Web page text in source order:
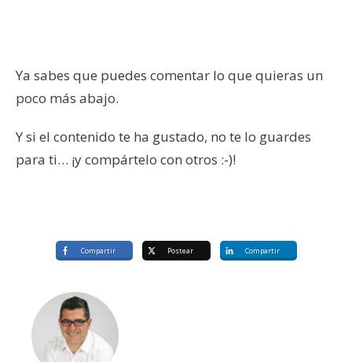
Ya sabes que puedes comentar lo que quieras un
poco más abajo.
Y si el contenido te ha gustado, no te lo guardes
para ti… ¡y compártelo con otros :-)!
Compartir Postear Compartir